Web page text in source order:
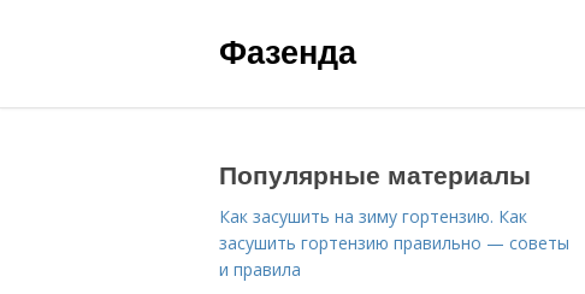
Фазенда
Популярные материалы
Как засушить на зиму гортензию. Как
засушить гортензию правильно — советы
и правила